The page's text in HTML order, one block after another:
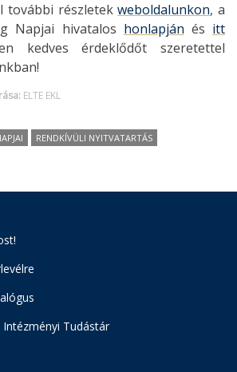
további részletekweboldalunkon, a
Napjai hivatalos honlapján és itt
kedves érdeklődőt szeretettel
ELTE EKL
RENDKÍVÜLI NYITVATARTÁS
Intézményi Tudástár